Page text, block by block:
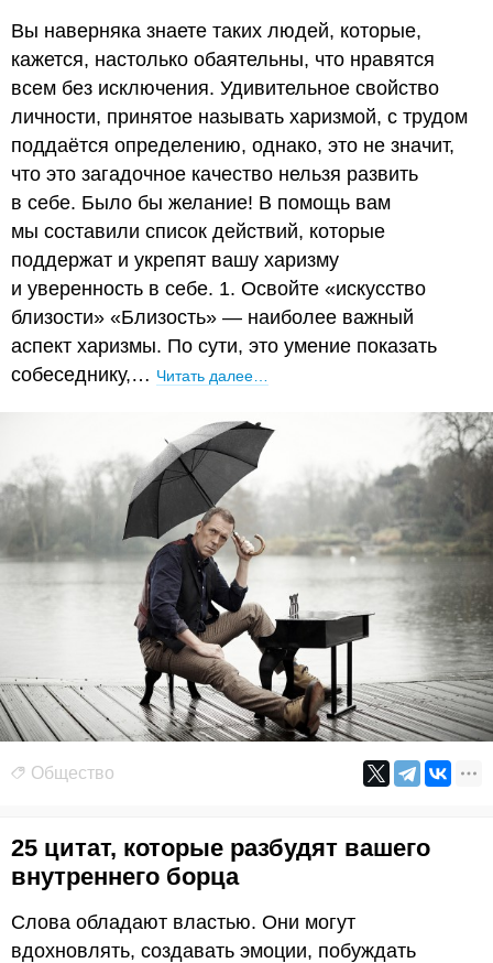
Вы наверняка знаете таких людей, которые,
кажется, настолько обаятельны, что нравятся
всем без исключения. Удивительное свойство
личности, принятое называть харизмой, с трудом
поддаётся определению, однако, это не значит,
что это загадочное качество нельзя развить
в себе. Было бы желание! В помощь вам
мы составили список действий, которые
поддержат и укрепят вашу харизму
и уверенность в себе. 1. Освойте «искусство
близости» «Близость» — наиболее важный
аспект харизмы. По сути, это умение показать
собеседнику,… Читать далее…
Общество
25 цитат, которые разбудят вашего
внутреннего борца
Слова обладают властью. Они могут
вдохновлять, создавать эмоции, побуждать